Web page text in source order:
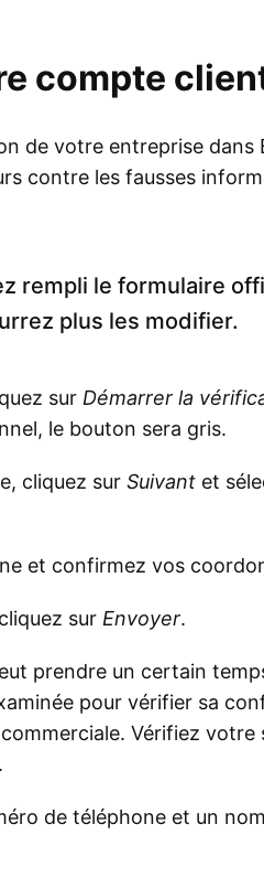
compte
de votre entreprise dans
contre les fausses
rempli le formulaire
plus les modifier.
sur Démarrer la
le bouton sera gris.
cliquez sur Suivant et
et confirmez vos
sur Envoyer.
prendre un certain
pour vérifier sa
Vérifiez votre
de téléphone et un